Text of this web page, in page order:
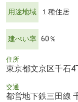
用途地域 １種住居
建ぺい率 60％
住所
東京都文京区千石
交通
都営地下鉄三田線